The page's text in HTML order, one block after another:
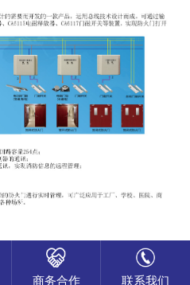
商务合作 联系我们